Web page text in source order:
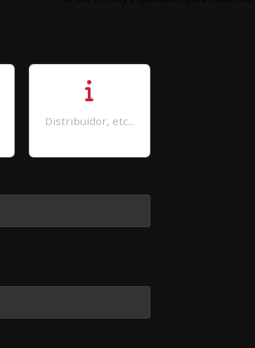
Distribuidor, etc...